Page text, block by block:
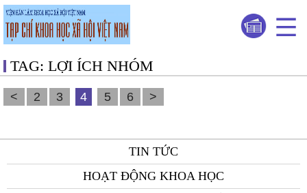
TAG: LỢI ÍCH NHÓM
< 2 3 4 5 6 >
TIN TỨC
HOẠT ĐỘNG KHOA HỌC